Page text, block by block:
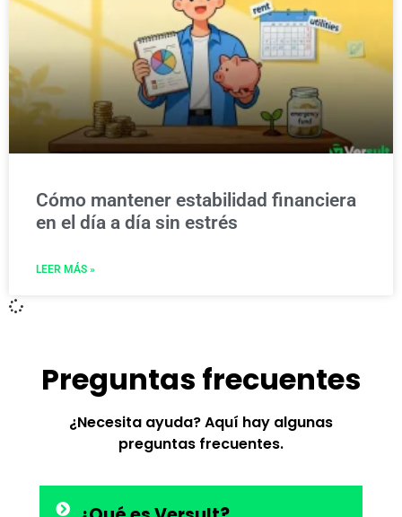
Cómo mantener estabilidad financiera
en el día a día sin estrés
LEER MÁS »
Preguntas frecuentes
¿Necesita ayuda? Aquí hay algunas
preguntas frecuentes.